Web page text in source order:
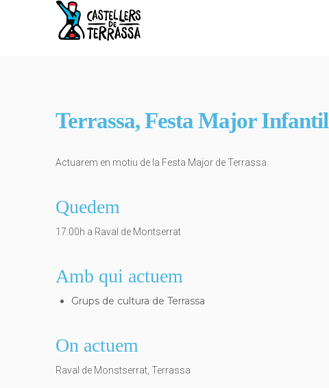
Terrassa, Festa Major Infantil
Actuarem en motiu de la Festa Major de Terrassa.
Quedem
17:00h a Raval de Montserrat
Amb qui actuem
Grups de cultura de Terrassa
On actuem
Raval de Monstserrat, Terrassa